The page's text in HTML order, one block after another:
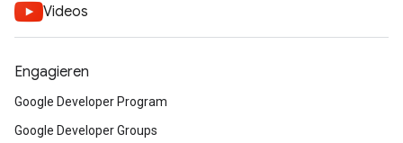
Videos
Engagieren
Google Developer Program
Google Developer Groups